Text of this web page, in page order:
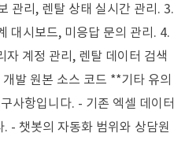
관리, 렌탈 상태 실시간 관리. 3.
대시보드, 미응답 문의 관리. 4.
계정 관리, 렌탈 데이터 검색
발 원본 소스 코드 **기타 유의
사항입니다. - 기존 엑셀 데이터
- 챗봇의 자동화 범위와 상담원